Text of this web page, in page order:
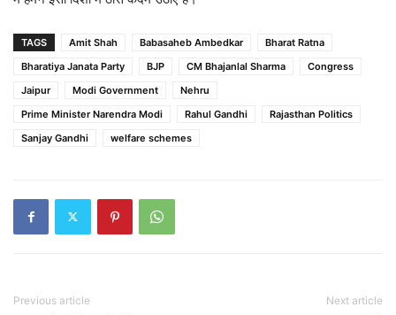
TAGS Amit Shah Babasaheb Ambedkar
Bharat Ratna
Bharatiya Janata Party
BJP CM Bhajanlal Sharma
Congress
Jaipur
Modi Government
Nehru
Prime Minister Narendra Modi
Rahul Gandhi
Rajasthan Politics
Sanjay Gandhi
welfare schemes
Previous article Next article